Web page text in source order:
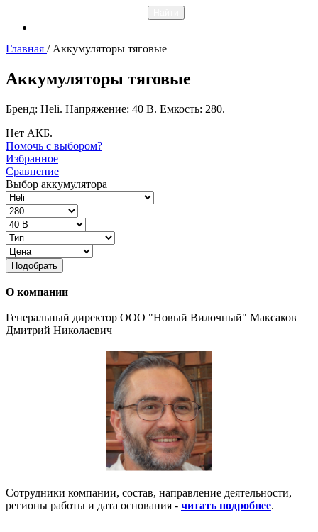
Главная / Аккумуляторы тяговые
Аккумуляторы тяговые
Бренд: Heli. Напряжение: 40 В. Емкость: 280.
Нет АКБ.
Помочь с выбором?
Избранное
Сравнение
Выбор аккумулятора
Подобрать
О компании
Генеральный директор ООО "Новый Вилочный" Максаков
Дмитрий Николаевич
Сотрудники компании, состав, направление деятельности,
регионы работы и дата основания - читать подробнее.